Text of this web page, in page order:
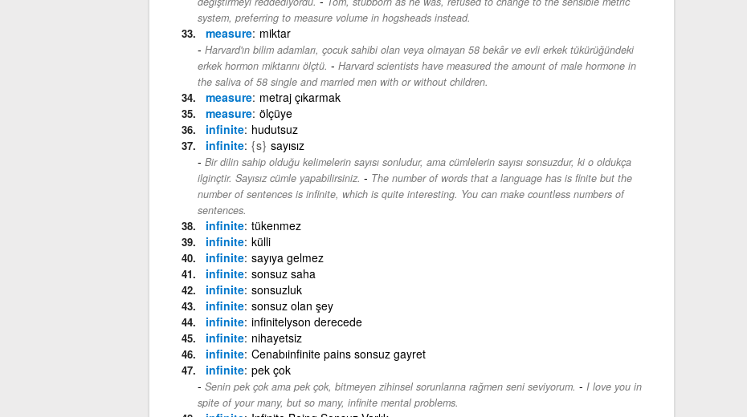
system, preferring to measure volume in hogsheads instead.
measure miktar
Harvard'ın bilim adamları, çocuk sahibi olan veya olmayan 58 bekâr ve evli erkek tükürüğündeki
erkek hormon miktarını ölçtü. - Harvard scientists have measured the amount of male hormone in
the saliva of 58 single and married men with or without children.
measure metraj çıkarmak
measure ölçüye
infinite hudutsuz
infinite {s} sayısız
Bir dilin sahip olduğu kelimelerin sayısı sonludur, ama cümlelerin sayısı sonsuzdur, ki o oldukça
ilginçtir. Sayısız cümle yapabilirsiniz. - The number of words that a language has is finite but the
number of sentences is infinite, which is quite interesting. You can make countless numbers of
sentences.
infinite tükenmez
infinite külli
infinite sayıya gelmez
infinite sonsuz saha
infinite sonsuzluk
infinite sonsuz olan şey
infinite infinitelyson derecede
infinite nihayetsiz
infinite Cenabıinfinite pains sonsuz gayret
infinite pek çok
Senin pek çok ama pek çok, bitmeyen zihinsel sorunlarına rağmen seni seviyorum. - I love you in
spite of your many, but so many, infinite mental problems.